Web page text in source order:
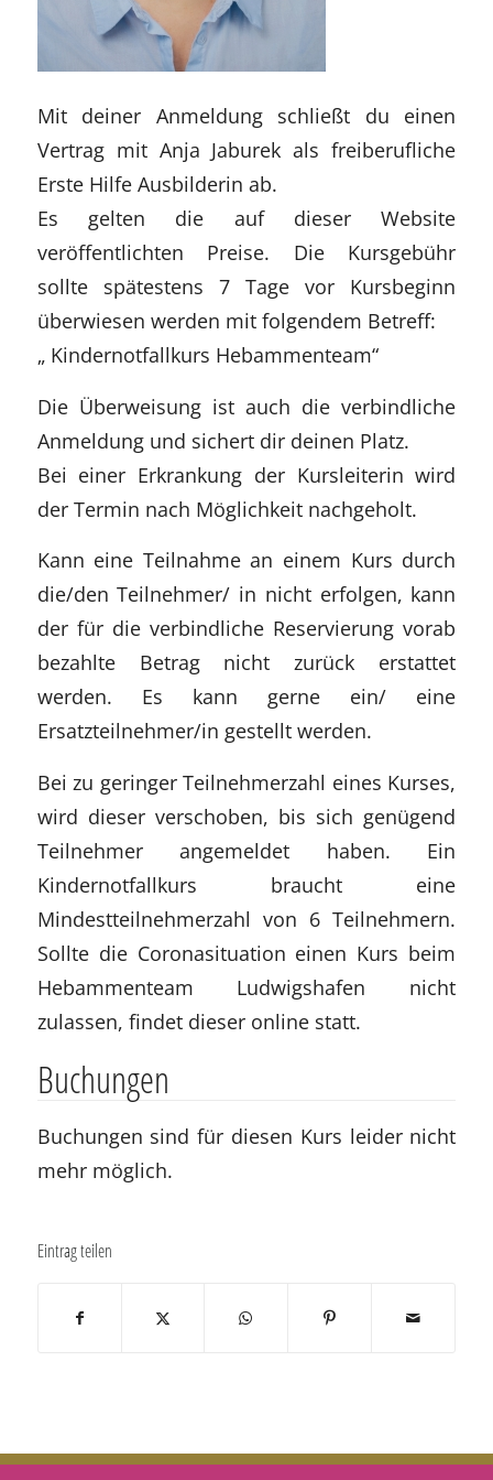
Mit deiner Anmeldung schließt du einen
Vertrag mit Anja Jaburek als freiberufliche
Erste Hilfe Ausbilderin ab.
Es gelten die auf dieser Website
veröffentlichten Preise. Die Kursgebühr
sollte spätestens 7 Tage vor Kursbeginn
überwiesen werden mit folgendem Betreff:
„ Kindernotfallkurs Hebammenteam“
Die Überweisung ist auch die verbindliche
Anmeldung und sichert dir deinen Platz.
Bei einer Erkrankung der Kursleiterin wird
der Termin nach Möglichkeit nachgeholt.
Kann eine Teilnahme an einem Kurs durch
die/den Teilnehmer/ in nicht erfolgen, kann
der für die verbindliche Reservierung vorab
bezahlte Betrag nicht zurück erstattet
werden. Es kann gerne ein/ eine
Ersatzteilnehmer/in gestellt werden.
Bei zu geringer Teilnehmerzahl eines Kurses,
wird dieser verschoben, bis sich genügend
Teilnehmer angemeldet haben. Ein
Kindernotfallkurs braucht eine
Mindestteilnehmerzahl von 6 Teilnehmern.
Sollte die Coronasituation einen Kurs beim
Hebammenteam Ludwigshafen nicht
zulassen, findet dieser online statt.
Buchungen
Buchungen sind für diesen Kurs leider nicht
mehr möglich.
Eintrag teilen